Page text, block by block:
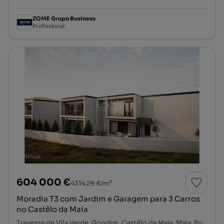
ZOME Grupo Business
Profissional
604 000 €4314,29 €/m²
Moradia T3 com Jardim e Garagem para 3 Carros
no Castêlo da Maia